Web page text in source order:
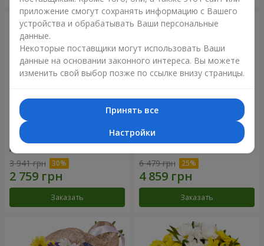
Цветы в коробке "25
красных роз!"
3 941 грн
Заказать
Композиция в коробке
6 479 грн
Заказать
приложение смогут сохранять информацию с Вашего
устройства и обрабатывать Ваши персональные
данные.
Некоторые поставщики могут использовать Ваши
данные на основании законного интереса. Вы можете
изменить свой выбор позже по ссылке внизу страницы.
Принять все
Настройки